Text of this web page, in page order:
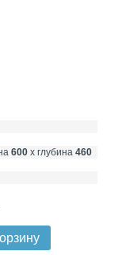
600 х глубина 460